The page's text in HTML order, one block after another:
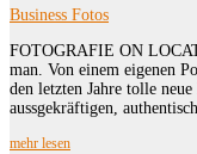
Business Fotos
FOTOGRAFIE ON
man. Von einem eigenen
den letzten Jahre tolle
aussgekräftigen,
mehr lesen